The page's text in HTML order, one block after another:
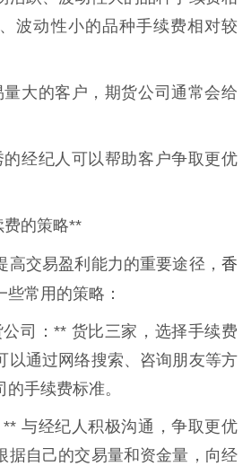
波动性小的品种手续费相对较
大的客户，期货公司通常会给
经纪人可以帮助客户争取更优
的策略**
高交易盈利能力的重要途径， 香
些常用的策略：
司：** 货比三家，选择手续费
以通过网络搜索、咨询朋友等方
手续费标准。
与经纪人积极沟通，争取更优
据自己的交易量和资金量，向经